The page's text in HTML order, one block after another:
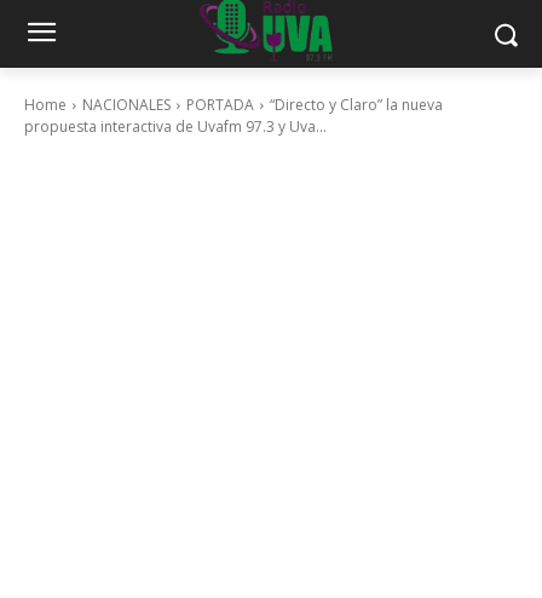
Home NACIONALES PORTADA
“Directo y Claro” la nueva
propuesta interactiva de Uvafm 97.3 y Uva...